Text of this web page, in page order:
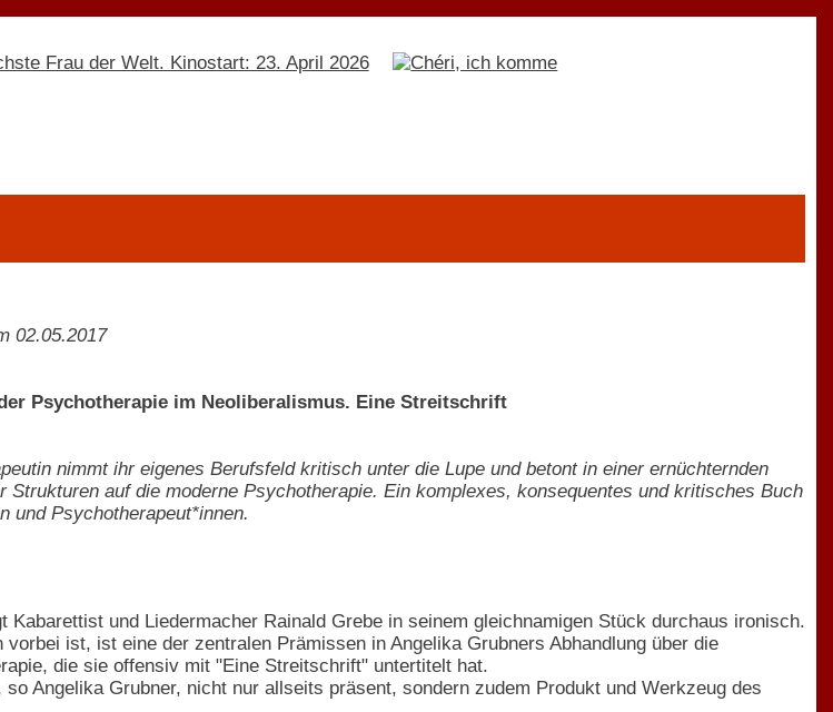
02.05.2017
Psychotherapie im Neoliberalismus. Eine Streitschrift
nimmt ihr eigenes Berufsfeld kritisch unter die Lupe und betont in einer ernüchternden
Strukturen auf die moderne Psychotherapie. Ein komplexes, konsequentes und kritisches Buch
und Psychotherapeut*innen.
Kabarettist und Liedermacher Rainald Grebe in seinem gleichnamigen Stück durchaus ironisch.
ist, ist eine der zentralen Prämissen in Angelika Grubners Abhandlung über die
die sie offensiv mit "Eine Streitschrift" untertitelt hat.
Angelika Grubner, nicht nur allseits präsent, sondern zudem Produkt und Werkzeug des